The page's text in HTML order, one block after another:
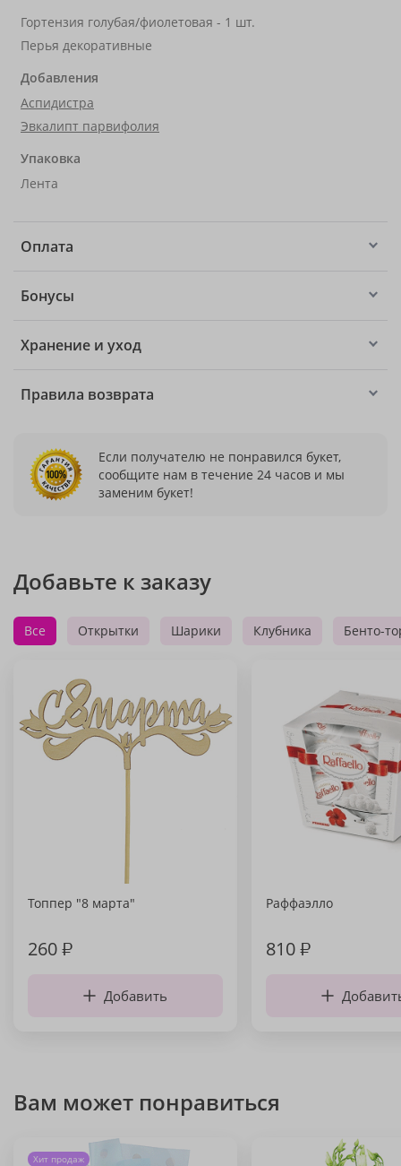
Гортензия голубая/фиолетовая - 1 шт.
Перья декоративные
Добавления
Аспидистра
Эвкалипт парвифолия
Упаковка
Лента
Оплата
Бонусы
Хранение и уход
Правила возврата
Если получателю не понравился букет,
сообщите нам в течение 24 часов и мы
заменим букет!
Добавьте к заказу
Все Открытки Шарики Клубника Бенто-
Топпер "8 марта"
260₽
Добавить
Раффаэлло
810₽
Вам может понравиться
Хит продаж